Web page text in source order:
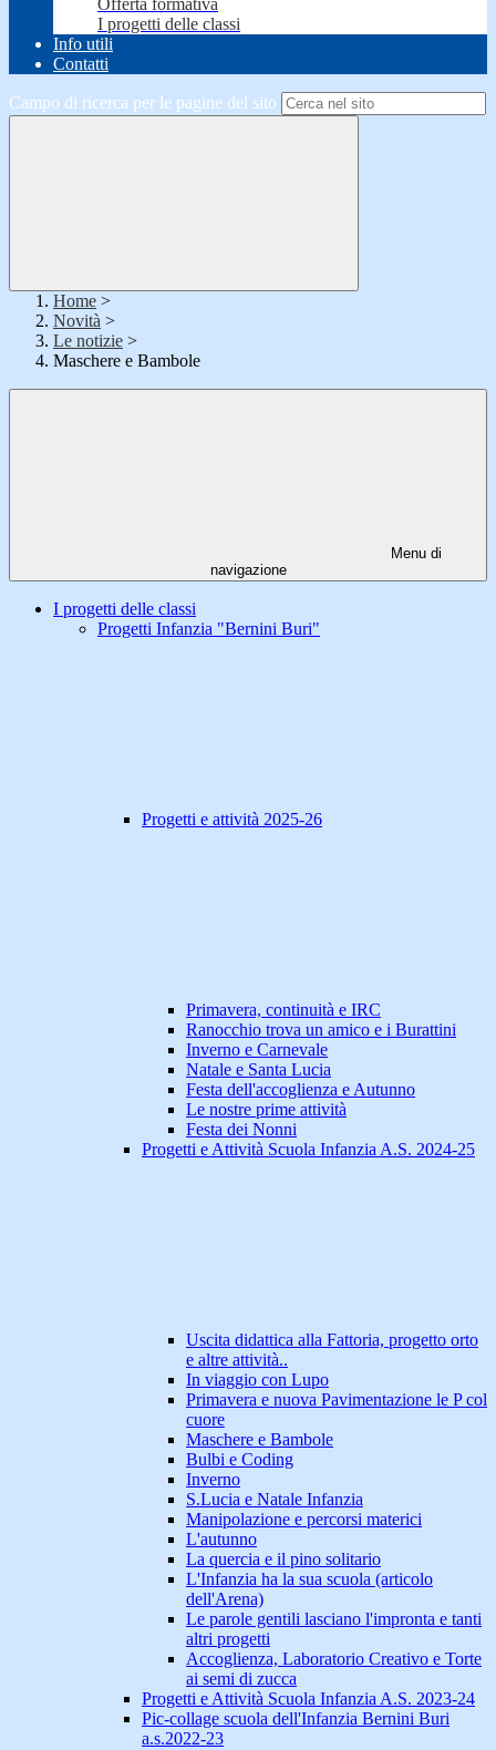
Offerta formativa
I progetti delle classi
Info utili
Contatti
Campo di ricerca per le pagine del sito
Home >
Novità >
Le notizie >
Maschere e Bambole
Menu di
navigazione
I progetti delle classi
Progetti Infanzia "Bernini Buri"
Progetti e attività 2025-26
Primavera, continuità e IRC
Ranocchio trova un amico e i Burattini
Inverno e Carnevale
Natale e Santa Lucia
Festa dell'accoglienza e Autunno
Le nostre prime attività
Festa dei Nonni
Progetti e Attività Scuola Infanzia A.S. 2024-25
Uscita didattica alla Fattoria, progetto orto
e altre attività..
In viaggio con Lupo
Primavera e nuova Pavimentazione le P col
cuore
Maschere e Bambole
Bulbi e Coding
Inverno
S.Lucia e Natale Infanzia
Manipolazione e percorsi materici
L'autunno
La quercia e il pino solitario
L'Infanzia ha la sua scuola (articolo
dell'Arena)
Le parole gentili lasciano l'impronta e tanti
altri progetti
Accoglienza, Laboratorio Creativo e Torte
ai semi di zucca
Progetti e Attività Scuola Infanzia A.S. 2023-24
Pic-collage scuola dell'Infanzia Bernini Buri
a.s.2022-23